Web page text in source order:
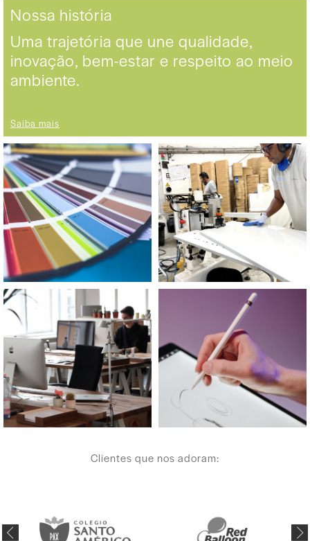
Nossa história
Uma trajetória que une qualidade,
inovação, bem-estar e respeito ao meio
ambiente.
Saiba mais
Clientes que nos adoram: